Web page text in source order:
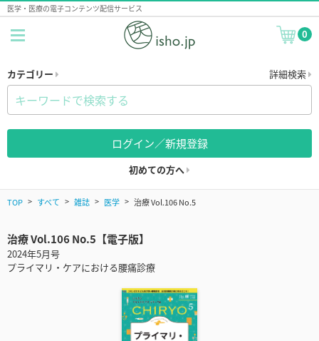
医学・医療の電子コンテンツ配信サービス
0
カテゴリー 詳細検索
ログイン／新規登録
初めての方へ
TOP すべて 雑誌 医学 治療 Vol.106 No.5
治療 Vol.106 No.5【電子版】
2024年5月号
プライマリ・ケアにおける腰痛診療